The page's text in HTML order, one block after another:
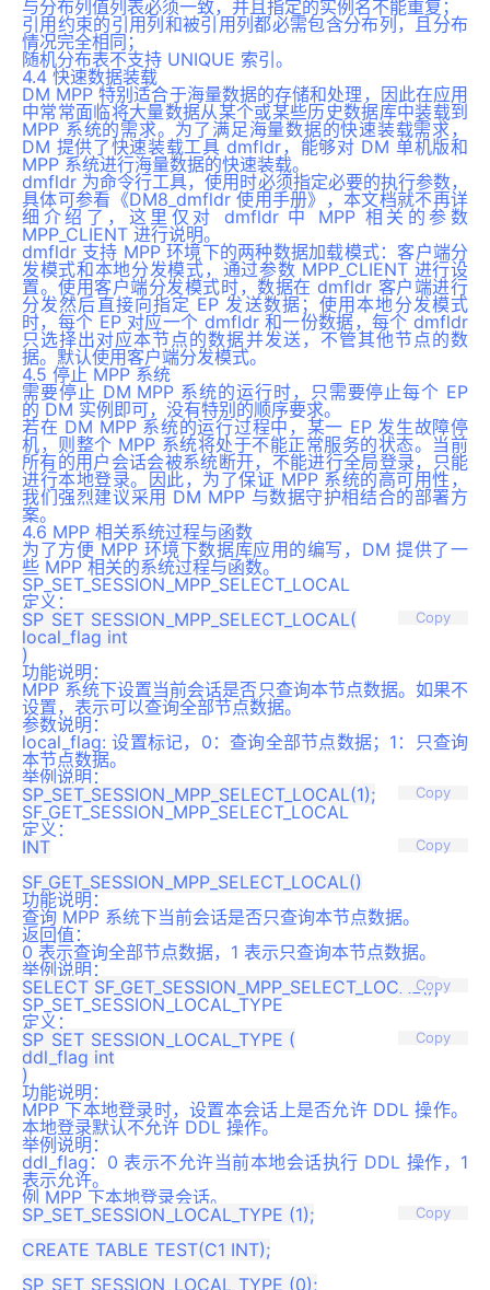
与分布列值列表必须一致，并且指定的实例名不能重复；
引用约束的引用列和被引用列都必需包含分布列，且分布
情况完全相同；
随机分布表不支持 UNIQUE 索引。
4.4 快速数据装载
DM MPP 特别适合于海量数据的存储和处理，因此在应用
中常常面临将大量数据从某个或某些历史数据库中装载到
MPP 系统的需求。为了满足海量数据的快速装载需求，
DM 提供了快速装载工具 dmfldr，能够对 DM 单机版和
MPP 系统进行海量数据的快速装载。
dmfldr 为命令行工具，使用时必须指定必要的执行参数，
具体可参看《DM8_dmfldr 使用手册》，本文档就不再详
细介绍了，这里仅对 dmfldr 中 MPP 相关的参数
MPP_CLIENT 进行说明。
dmfldr 支持 MPP 环境下的两种数据加载模式：客户端分
发模式和本地分发模式，通过参数 MPP_CLIENT 进行设
置。使用客户端分发模式时，数据在 dmfldr 客户端进行
分发然后直接向指定 EP 发送数据；使用本地分发模式
时，每个 EP 对应一个 dmfldr 和一份数据，每个 dmfldr
只选择出对应本节点的数据并发送，不管其他节点的数
据。默认使用客户端分发模式。
4.5 停止 MPP 系统
需要停止 DM MPP 系统的运行时，只需要停止每个 EP
的 DM 实例即可，没有特别的顺序要求。
若在 DM MPP 系统的运行过程中，某一 EP 发生故障停
机，则整个 MPP 系统将处于不能正常服务的状态。当前
所有的用户会话会被系统断开，不能进行全局登录，只能
进行本地登录。因此，为了保证 MPP 系统的高可用性，
我们强烈建议采用 DM MPP 与数据守护相结合的部署方
案。
4.6 MPP 相关系统过程与函数
为了方便 MPP 环境下数据库应用的编写，DM 提供了一
些 MPP 相关的系统过程与函数。
SP_SET_SESSION_MPP_SELECT_LOCAL
定义：
Copy
SP_SET_SESSION_MPP_SELECT_LOCAL(
local_flag int
功能说明：
MPP 系统下设置当前会话是否只查询本节点数据。如果不
设置，表示可以查询全部节点数据。
参数说明：
local_flag: 设置标记，0：查询全部节点数据；1：只查询
本节点数据。
举例说明：
Copy
SF_GET_SESSION_MPP_SELECT_LOCAL
定义：
Copy
INT
功能说明：
查询 MPP 系统下当前会话是否只查询本节点数据。
返回值：
0 表示查询全部节点数据，1 表示只查询本节点数据。
举例说明：
Copy
SP_SET_SESSION_LOCAL_TYPE
定义：
Copy
SP_SET_SESSION_LOCAL_TYPE (
ddl_flag int
功能说明：
MPP 下本地登录时，设置本会话上是否允许 DDL 操作。
本地登录默认不允许 DDL 操作。
举例说明：
ddl_flag：0 表示不允许当前本地会话执行 DDL 操作，1
表示允许。
例 MPP 下本地登录会话。
Copy
SP_SET_SESSION_LOCAL_TYPE (1);
CREATE TABLE TEST(C1 INT);